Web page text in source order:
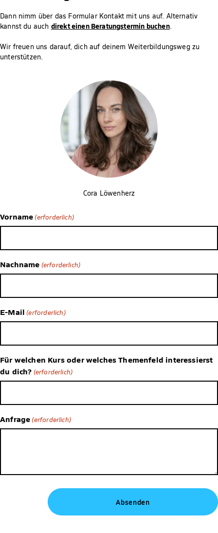
Dann nimm über das Formular Kontakt mit uns auf. Alternativ
kannst du auch direkt einen Beratungstermin buchen.
Wir freuen uns darauf, dich auf deinem Weiterbildungsweg zu
unterstützen.
Cora Löwenherz
Vorname (erforderlich)
Nachname (erforderlich)
E-Mail (erforderlich)
Für welchen Kurs oder welches Themenfeld interessierst
du dich? (erforderlich)
Anfrage (erforderlich)